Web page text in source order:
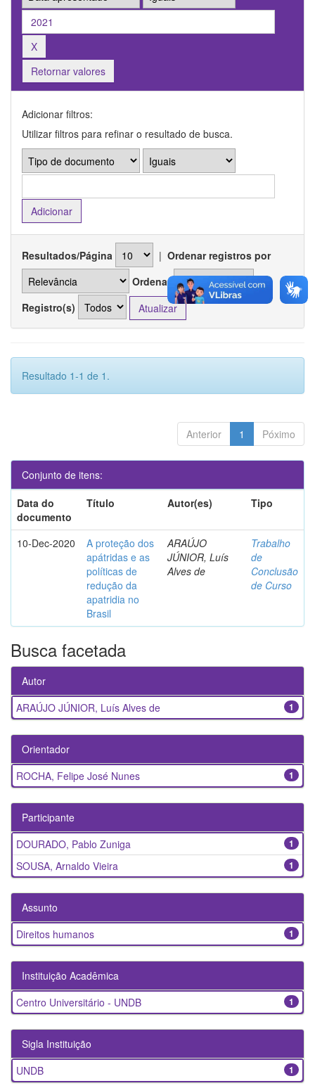
Retornar valores
Adicionar filtros:
Utilizar filtros para refinar o resultado de busca.
Resultados/Página | Ordenar registros por
Ordenar
Registro(s)
Resultado 1-1 de 1.
Anterior 1 Póximo
Conjunto de itens:
Data do
documento
Título Autor(es) Tipo
10-Dec-2020
A proteção dos
apátridas e as
políticas de
redução da
apatridia no
Brasil
ARAÚJO
JÚNIOR, Luís
Alves de
Trabalho
de
Conclusão
de Curso
Busca facetada
Autor
1
ARAÚJO JÚNIOR, Luís Alves de
Orientador
1
ROCHA, Felipe José Nunes
Participante
1
DOURADO, Pablo Zuniga
1
SOUSA, Arnaldo Vieira
Assunto
1
Direitos humanos
Instituição Acadêmica
1
Centro Universitário - UNDB
Sigla Instituição
1
UNDB